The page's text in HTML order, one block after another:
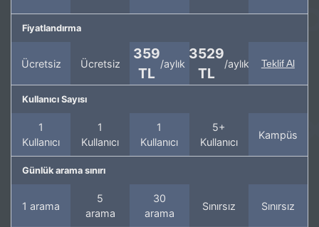
Fiyatlandırma
Ücretsiz Ücretsiz
359
TL
/aylık
3529
TL
/aylık Teklif Al
Kullanıcı Sayısı
1
Kullanıcı
1
Kullanıcı
1
Kullanıcı
5+
Kullanıcı
Kampüs
Günlük arama sınırı
1 arama
5
arama
30
arama
Sınırsız Sınırsız